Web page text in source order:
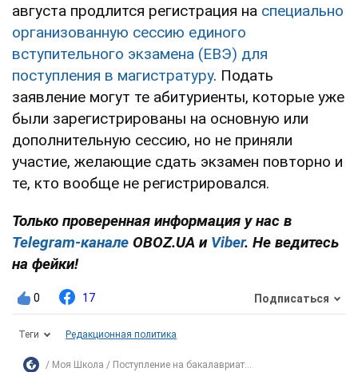
августа продлится регистрация на специально
организованную сессию единого
вступительного экзамена (ЕВЭ) для
поступления в магистратуру. Подать
заявление могут те абитуриенты, которые уже
были зарегистрированы на основную или
дополнительную сессию, но не приняли
участие, желающие сдать экзамен повторно и
те, кто вообще не регистрировался.
Только проверенная информация у нас в
Telegram-канале OBOZ.UA и Viber. Не ведитесь
на фейки!
0 17 Подписаться
Теги Редакционная политика
Моя Школа Поступление на бакалавриат...